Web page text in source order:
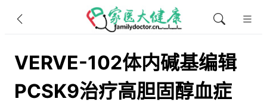
VERVE-102体内碱基编辑
PCSK9治疗高胆固醇血症